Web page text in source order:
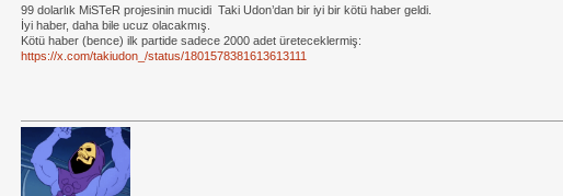
99 dolarlık MiSTeR projesinin mucidi Taki Udon’dan bir iyi bir kötü haber geldi.
İyi haber, daha bile ucuz olacakmış.
Kötü haber (bence) ilk partide sadece 2000 adet üreteceklermiş:
https://x.com/takiudon_/status/1801578381613613111